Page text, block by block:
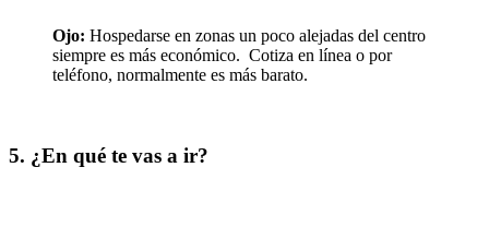
Ojo: Hospedarse en zonas un poco alejadas del centro
siempre es más económico. Cotiza en línea o por
teléfono, normalmente es más barato.
5. ¿En qué te vas a ir?